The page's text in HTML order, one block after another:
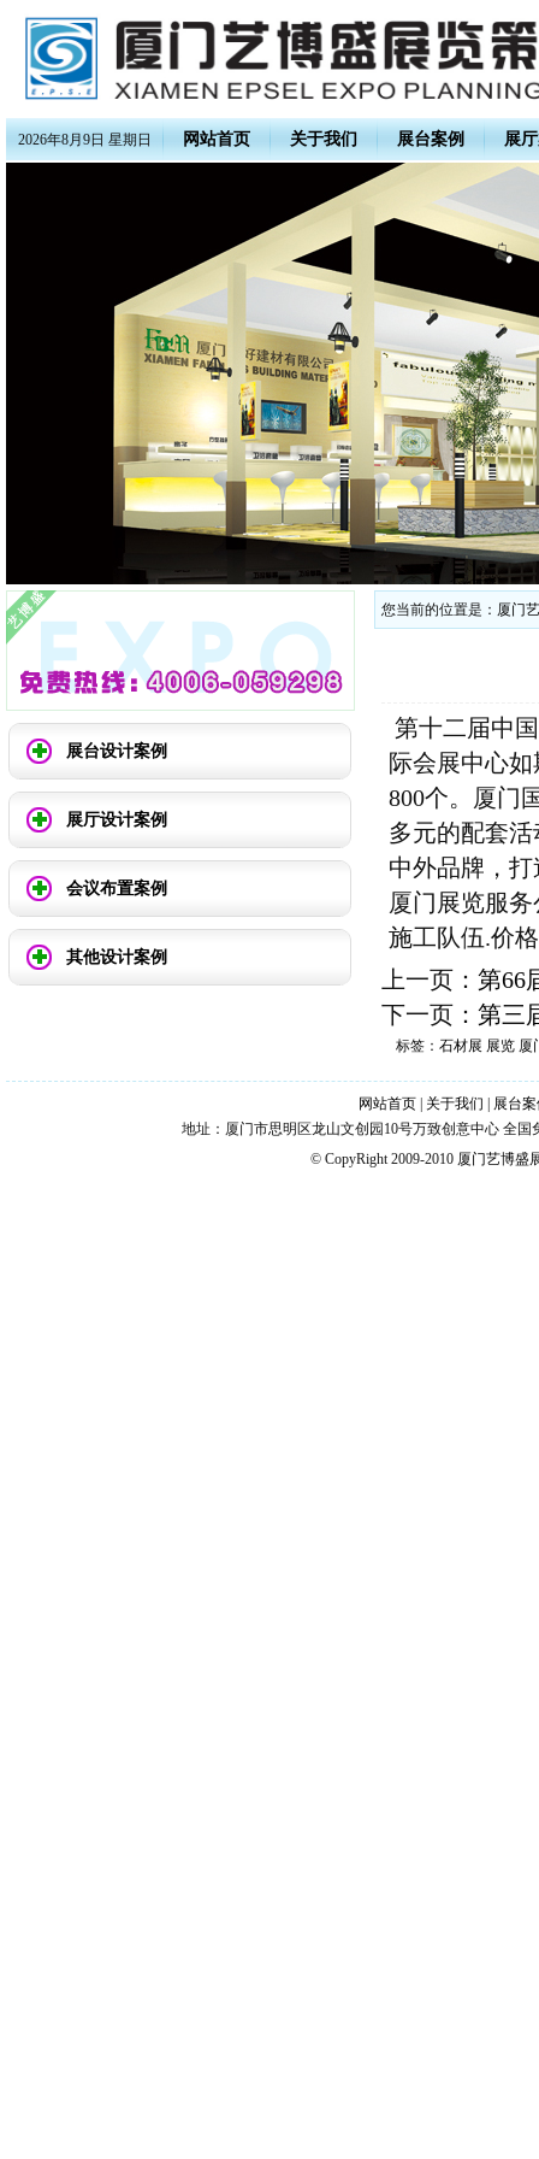
2026年8月9日 星期日 网站首页 关于我们 展台案例 展
展台设计案例
展厅设计案例
会议布置案例
其他设计案例
您当前的位置是： 厦门
第十二届中国
际会展中心
800个。厦门
多元的配套
中外品牌，
厦门展览服
施工队伍.价
上一页： 第66
下一页： 第三
标签： 石材展 展览 厦
网站首页 关于我们
展台
地址：厦门市思明区龙山文创园10号万致创意中心 全国
© CopyRight 2009-2010 厦门艺博盛